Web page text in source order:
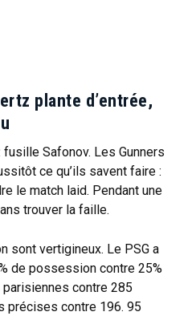
plante d’entrée,
Safonov. Les Gunners
ce qu’ils savent faire :
le match laid. Pendant une
trouver la faille.
sont vertigineux. Le PSG a
de possession contre 25%
contre 285
précises contre 196. 95